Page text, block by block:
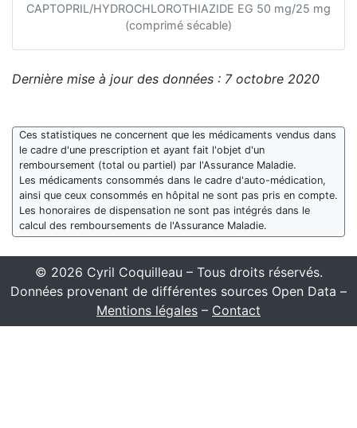
CAPTOPRIL/HYDROCHLOROTHIAZIDE EG 50 mg/25 mg
(comprimé sécable)
Dernière mise à jour des données : 7 octobre 2020
Ces statistiques ne concernent que les médicaments vendus dans
le cadre d'une prescription et ayant fait l'objet d'un
remboursement (total ou partiel) par l'Assurance Maladie.
Les médicaments consommés dans le cadre d'auto-médication,
ainsi que ceux consommés en hôpital ne sont pas pris en compte.
Les honoraires de dispensation ne sont pas intégrés dans le
calcul des remboursements de l'Assurance Maladie.
© 2026 Cyril Coquilleau – Tous droits réservés.
Données provenant de différentes sources Open Data –
Mentions légales – Contact